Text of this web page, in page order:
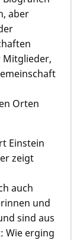
aber
Mitglieder,
Orten
Einstein
zeigt
auch
und
sind aus
Wie erging